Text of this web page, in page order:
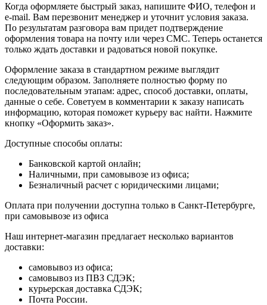
Когда оформляете быстрый заказ, напишите ФИО, телефон и
e-mail. Вам перезвонит менеджер и уточнит условия заказа.
По результатам разговора вам придет подтверждение
оформления товара на почту или через СМС. Теперь останется
только ждать доставки и радоваться новой покупке.
Оформление заказа в стандартном режиме выглядит
следующим образом. Заполняете полностью форму по
последовательным этапам: адрес, способ доставки, оплаты,
данные о себе. Советуем в комментарии к заказу написать
информацию, которая поможет курьеру вас найти. Нажмите
кнопку «Оформить заказ».
Доступные способы оплаты:
Банковской картой онлайн;
Наличными, при самовывозе из офиса;
Безналичный расчет с юридическими лицами;
Оплата при получении доступна только в Санкт-Петербурге,
при самовывозе из офиса
Наш интернет-магазин предлагает несколько вариантов
доставки:
самовывоз из офиса;
самовывоз из ПВЗ СДЭК;
курьерская доставка СДЭК;
Почта России.